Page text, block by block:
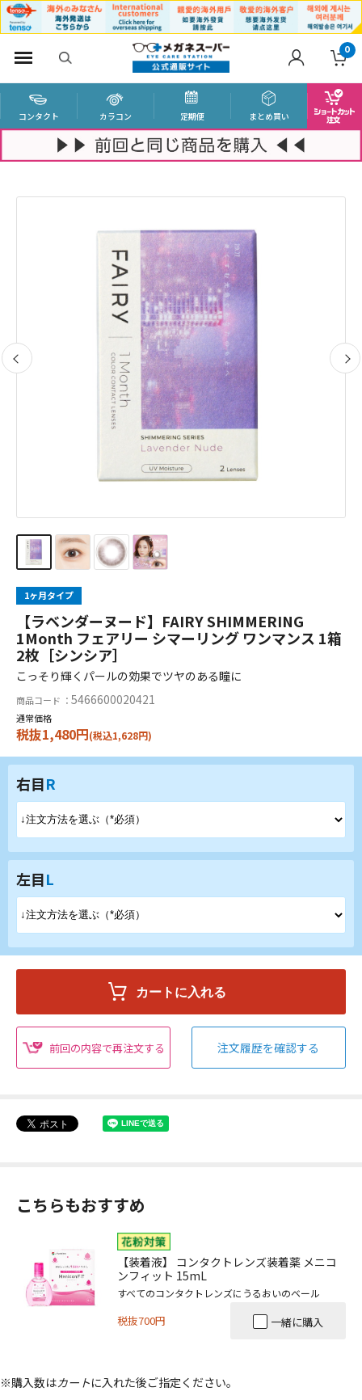
0
コンタクト カラコン 定期便 まとめ買い
1ヶ月タイプ
【ラベンダーヌード】FAIRY SHIMMERING
1Month フェアリー シマーリング ワンマンス 1箱
2枚［シンシア］
こっそり輝くパールの効果でツヤのある瞳に
商品コード ： 5466600020421
通常価格
税抜1,480円(税込1,628円)
右目R
左目L
前回の内容で再注文する 注文履歴を確認する
こちらもおすすめ
【装着液】 コンタクトレンズ装着薬 メニコ
ンフィット 15mL
すべてのコンタクトレンズにうるおいのベール
税抜700円 一緒に購入
※購入数はカートに入れた後ご指定ください。